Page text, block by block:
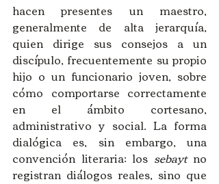
hacen presentes un maestro,
generalmente de alta jerarquía,
quien dirige sus consejos a un
discípulo, frecuentemente su propio
hijo o un funcionario joven, sobre
cómo comportarse correctamente
en el ámbito cortesano,
administrativo y social. La forma
dialógica es, sin embargo, una
convención literaria: los sebayt no
registran diálogos reales, sino que